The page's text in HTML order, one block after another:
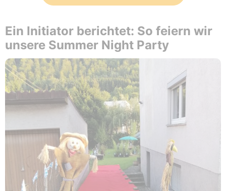
Ein Initiator berichtet: So feiern wir
unsere Summer Night Party